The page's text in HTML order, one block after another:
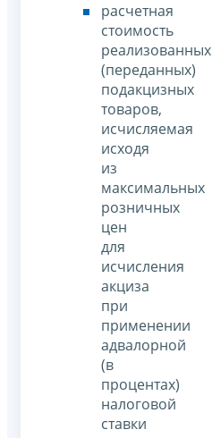
расчетная
стоимость
реализованных
(переданных)
подакцизных
товаров,
исчисляемая
исходя
из
максимальных
розничных
цен
для
исчисления
акциза
при
применении
адвалорной
(в
процентах)
налоговой
ставки